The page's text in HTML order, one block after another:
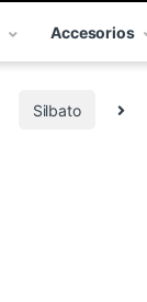
Accesorios
Silbato